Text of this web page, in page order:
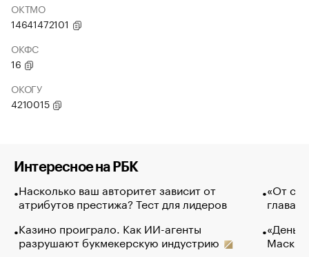
ОКТМО
14641472101
ОКФС
16
ОКОГУ
4210015
Интересное на РБК
Насколько ваш авторитет зависит от
атрибутов престижа? Тест для лидеров
Казино проиграло. Как ИИ-агенты
разрушают букмекерскую индустрию
«От
глава
Маск в